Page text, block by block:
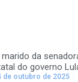
da
do governo
de outubro de 2025